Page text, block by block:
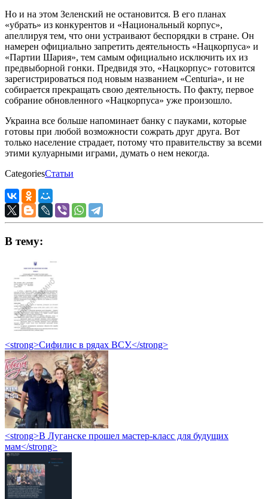
Но и на этом Зеленский не остановится. В его планах
«убрать» из конкурентов и «Национальный корпус»,
апеллируя тем, что они устраивают беспорядки в стране. Он
намерен официально запретить деятельность «Нацкорпуса» и
«Партии Шария», тем самым официально исключить их из
предвыборной гонки. Предвидя это, «Нацкорпус» готовится
зарегистрироваться под новым названием «Сenturia», и не
собирается прекращать свою деятельность. По факту, первое
собрание обновленного «Нацкорпуса» уже произошло.
Украина все больше напоминает банку с пауками, которые
готовы при любой возможности сожрать друг друга. Вот
только население страдает, потому что правительству за всеми
этими кулуарными играми, думать о нем некогда.
CategoriesСтатьи
В тему:
<strong>Сифилис в рядах ВСУ.</strong>
<strong>В Луганске прошел мастер-класс для будущих
мам</strong>